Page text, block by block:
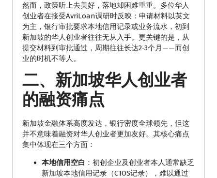
然而，政策听上去美好，落地却困难重重。多位华人
创业者在接受AvriLoan调研时反映：申请材料以英文
为主，银行审批要求本地信用记录或业务流水，初到
新加坡的华人创业者往往无从入手。更关键的是，从
提交材料到审批通过，周期往往长达2-3个月——而创
业的时机不等人。
二、新加坡华人创业者
的融资痛点
新加坡金融体系高度发达，银行密度全球领先，但这
并不意味着融资对华人创业者更加友好。其核心痛点
集中体现在三个方面：
本地信用空白 ：初创企业及创业者本人通常缺乏
新加坡本地信用记录（CTOS记录），难以通过